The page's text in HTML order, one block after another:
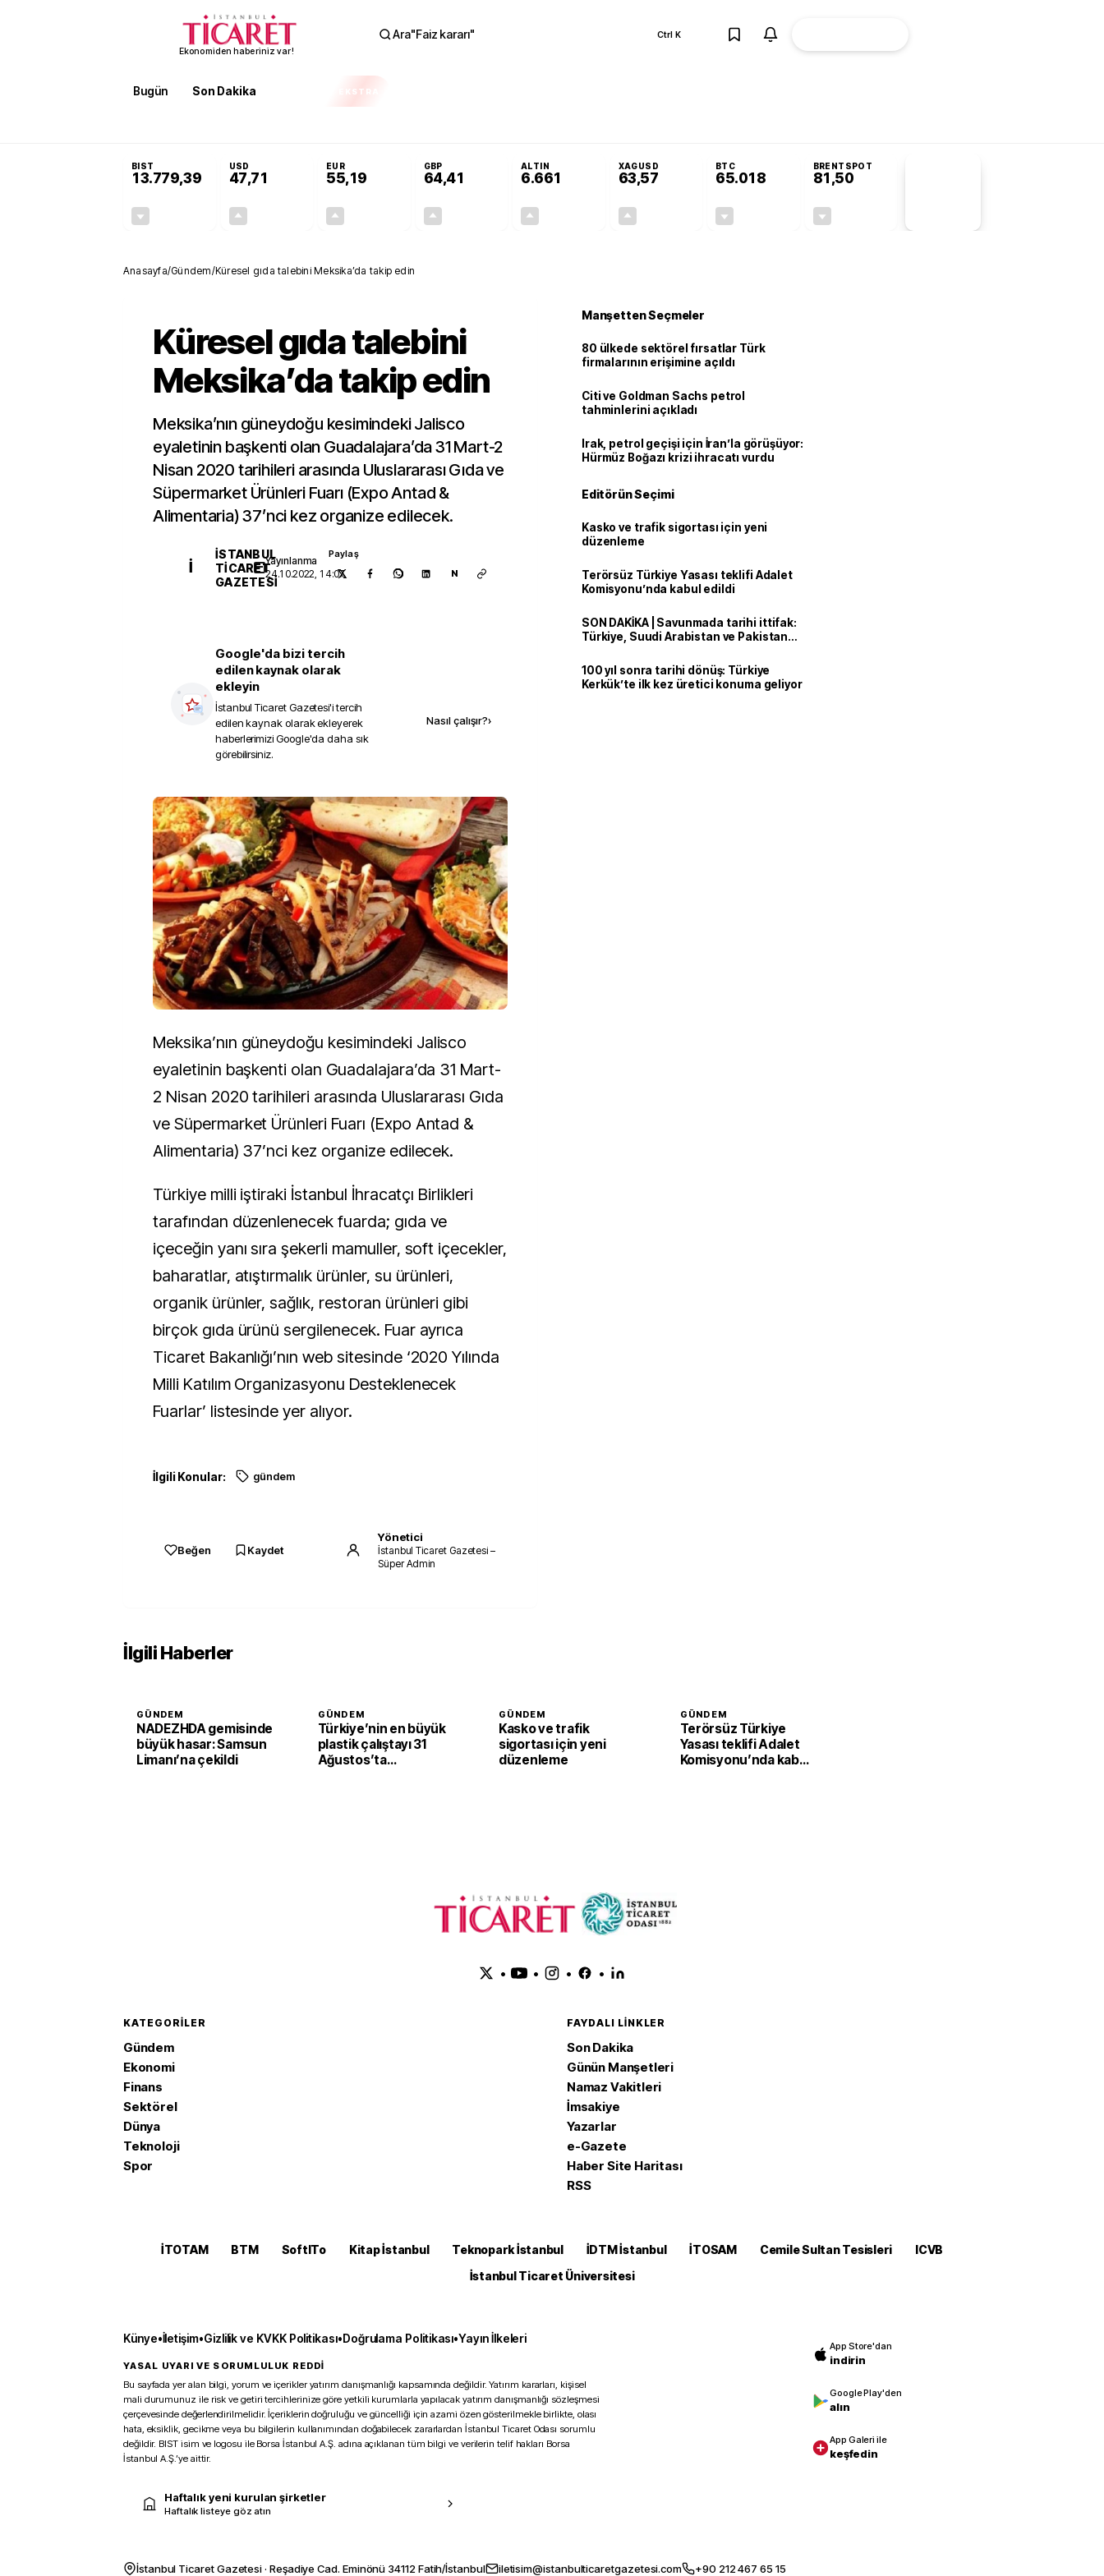
Ekonomiden haberiniz var!
Ara"Faiz kararı" Ctrl K
Bugün Son Dakika EKSTRA
BIST
13.779,39
USD
47,71
EUR
55,19
GBP
64,41
ALTIN
6.661
XAGUSD
63,57
BTC
65.018
BRENTSPOT
81,50
Anasayfa/Gündem/Küresel gıda talebini Meksika’da takip edin
Küresel gıda talebini
Meksika’da takip edin
Meksika’nın güneydoğu kesimindeki Jalisco
eyaletinin başkenti olan Guadalajara’da 31 Mart-2
Nisan 2020 tarihileri arasında Uluslararası Gıda ve
Süpermarket Ürünleri Fuarı (Expo Antad &
Alimentaria) 37’nci kez organize edilecek.
İ
İSTANBUL
TICARET
GAZETESI
Yayınlanma
24.10.2022, 14:07
Paylaş
N
Google'da bizi tercih
edilen kaynak olarak
ekleyin
İstanbul Ticaret Gazetesi'i tercih
edilen kaynak olarak ekleyerek
haberlerimizi Google'da daha sık
görebilirsiniz.
Nasıl çalışır?›
Meksika’nın güneydoğu kesimindeki Jalisco
eyaletinin başkenti olan Guadalajara’da 31 Mart-
2 Nisan 2020 tarihileri arasında Uluslararası Gıda
ve Süpermarket Ürünleri Fuarı (Expo Antad &
Alimentaria) 37’nci kez organize edilecek.
Türkiye milli iştiraki İstanbul İhracatçı Birlikleri
tarafından düzenlenecek fuarda; gıda ve
içeceğin yanı sıra şekerli mamuller, soft içecekler,
baharatlar, atıştırmalık ürünler, su ürünleri,
organik ürünler, sağlık, restoran ürünleri gibi
birçok gıda ürünü sergilenecek. Fuar ayrıca
Ticaret Bakanlığı’nın web sitesinde ‘2020 Yılında
Milli Katılım Organizasyonu Desteklenecek
Fuarlar’ listesinde yer alıyor.
İlgili Konular: gündem
Beğen Kaydet
Yönetici
İstanbul Ticaret Gazetesi –
Süper Admin
Manşetten Seçmeler
80 ülkede sektörel fırsatlar Türk
firmalarının erişimine açıldı
Citi ve Goldman Sachs petrol
tahminlerini açıkladı
Irak, petrol geçişi için İran’la görüşüyor:
Hürmüz Boğazı krizi ihracatı vurdu
Editörün Seçimi
Kasko ve trafik sigortası için yeni
düzenleme
Terörsüz Türkiye Yasası teklifi Adalet
Komisyonu’nda kabul edildi
SON DAKİKA | Savunmada tarihi ittifak:
Türkiye, Suudi Arabistan ve Pakistan
100 yıl sonra tarihi dönüş: Türkiye
Kerkük’te ilk kez üretici konuma geliyor
İlgili Haberler
GÜNDEM
NADEZHDA gemisinde
büyük hasar: Samsun
Limanı’na çekildi
GÜNDEM
Türkiye’nin en büyük
plastik çalıştayı 31
Ağustos’ta
GÜNDEM
Kasko ve trafik
sigortası için yeni
düzenleme
GÜNDEM
Terörsüz Türkiye
Yasası teklifi Adalet
Komisyonu’nda kabul
• • • •
KATEGORILER
Gündem
Ekonomi
Finans
Sektörel
Dünya
Teknoloji
Spor
FAYDALI LINKLER
Son Dakika
Günün Manşetleri
Namaz Vakitleri
İmsakiye
Yazarlar
e-Gazete
Haber Site Haritası
RSS
İTOTAM BTM SoftITo Kitap İstanbul Teknopark İstanbul İDTM İstanbul İTOSAM Cemile Sultan Tesisleri
ICVB
İstanbul Ticaret Üniversitesi
Künye•İletişim•Gizlilik ve KVKK Politikası•Doğrulama Politikası•Yayın İlkeleri
YASAL UYARI VE SORUMLULUK REDDİ
Bu sayfada yer alan bilgi, yorum ve içerikler yatırım danışmanlığı kapsamında değildir. Yatırım kararları, kişisel
mali durumunuz ile risk ve getiri tercihlerinize göre yetkili kurumlarla yapılacak yatırım danışmanlığı sözleşmesi
çerçevesinde değerlendirilmelidir. İçeriklerin doğruluğu ve güncelliği için azami özen gösterilmekle birlikte, olası
hata, eksiklik, gecikme veya bu bilgilerin kullanımından doğabilecek zararlardan İstanbul Ticaret Odası sorumlu
değildir. BIST isim ve logosu ile Borsa İstanbul A.Ş. adına açıklanan tüm bilgi ve verilerin telif hakları Borsa
İstanbul A.Ş.’ye aittir.
Haftalık yeni kurulan şirketler
Haftalık listeye göz atın
App Store'dan
indirin
Google Play'den
alın
App Galeri ile
keşfedin
İstanbul Ticaret Gazetesi · Reşadiye Cad. Eminönü 34112 Fatih/İstanbul iletisim@istanbulticaretgazetesi.com +90 212 467 65 15